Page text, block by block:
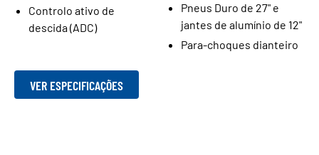
Controlo ativo de
descida (ADC)
Pneus Duro de 27" e
jantes de alumínio de 12"
Para-choques dianteiro
VER ESPECIFICAÇÕES